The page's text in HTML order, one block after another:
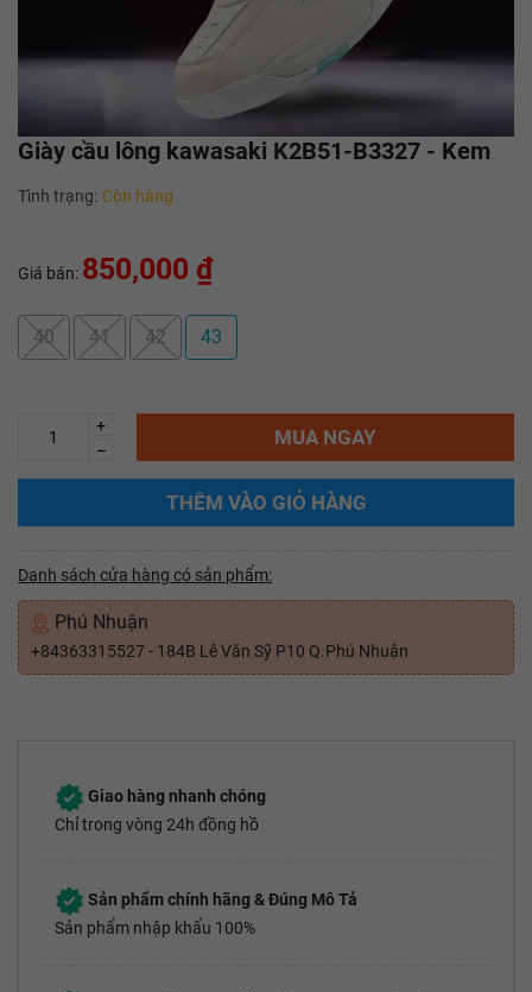
Giày cầu lông kawasaki K2B51-B3327 - Kem
Tình trạng: Còn hàng
Giá bán: 850,000 ₫
40 41 42 43
+
–
MUA NGAY
THÊM VÀO GIỎ HÀNG
Danh sách cửa hàng có sản phẩm:
Phú Nhuận
+84363315527 - 184B Lê Văn Sỹ P10 Q.Phú Nhuận
Giao hàng nhanh chóng
Chỉ trong vòng 24h đồng hồ
Sản phẩm chính hãng & Đúng Mô Tả
Sản phẩm nhập khẩu 100%